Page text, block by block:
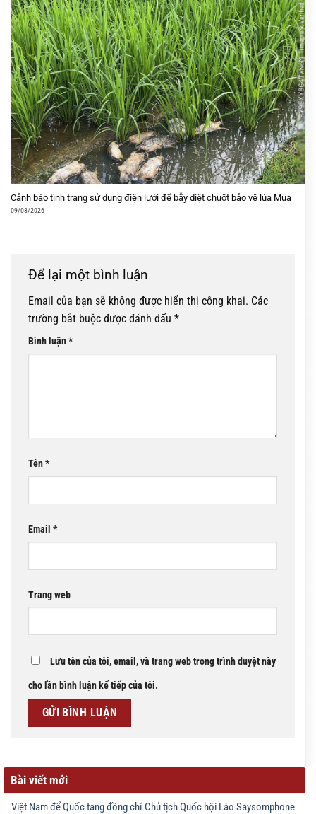
Cảnh báo tình trạng sử dụng điện lưới để bẫy diệt chuột bảo vệ lúa Mùa
09/08/2026
Để lại một bình luận
Email của bạn sẽ không được hiển thị công khai. Các
trường bắt buộc được đánh dấu *
Bình luận*
Tên*
Email *
Trang web
Lưu tên của tôi, email, và trang web trong trình duyệt này
cho lần bình luận kế tiếp của tôi.
Bài viết mới
Việt Nam để Quốc tang đồng chí Chủ tịch Quốc hội Lào Saysomphone